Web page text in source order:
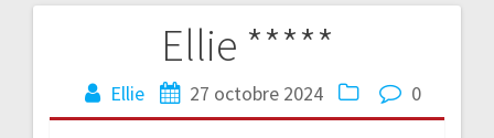
Ellie *****
Ellie 27 octobre 2024 0